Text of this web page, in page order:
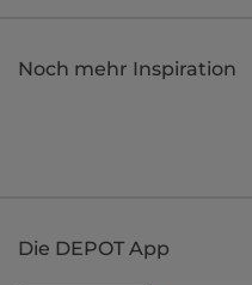
Noch mehr Inspiration
Die DEPOT App